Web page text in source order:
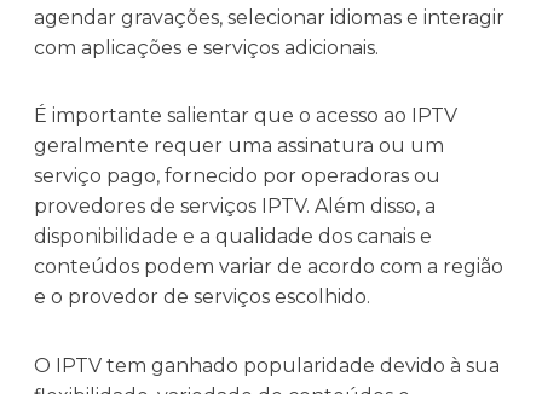
agendar gravações, selecionar idiomas e interagir
com aplicações e serviços adicionais.
É importante salientar que o acesso ao IPTV
geralmente requer uma assinatura ou um
serviço pago, fornecido por operadoras ou
provedores de serviços IPTV. Além disso, a
disponibilidade e a qualidade dos canais e
conteúdos podem variar de acordo com a região
e o provedor de serviços escolhido.
O IPTV tem ganhado popularidade devido à sua